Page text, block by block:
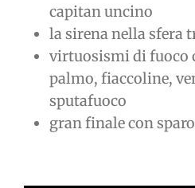
capitan uncino
la sirena nella sfera
virtuosismi di fuoco
palmo, fiaccoline,
sputafuoco
gran finale con